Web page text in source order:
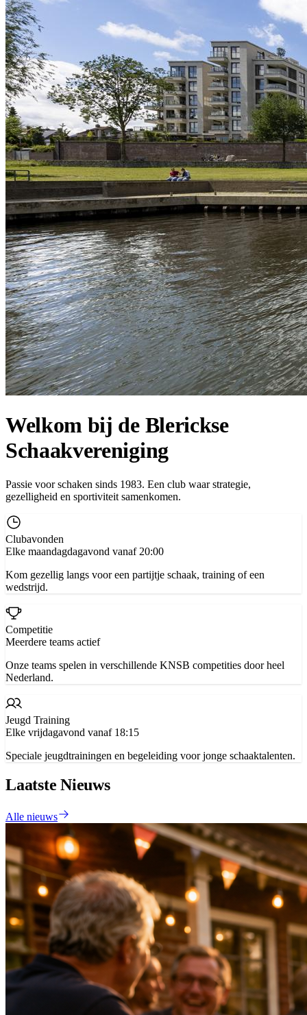
Welkom bij de Blerickse
Schaakvereniging
Passie voor schaken sinds 1983. Een club waar strategie,
gezelligheid en sportiviteit samenkomen.
Clubavonden
Elke maandagdagavond vanaf 20:00
Kom gezellig langs voor een partijtje schaak, training of een
wedstrijd.
Competitie
Meerdere teams actief
Onze teams spelen in verschillende KNSB competities door heel
Nederland.
Jeugd Training
Elke vrijdagavond vanaf 18:15
Speciale jeugdtrainingen en begeleiding voor jonge schaaktalenten.
Laatste Nieuws
Alle nieuws